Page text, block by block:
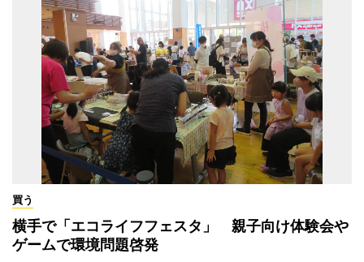
買う
横手で「エコライフフェスタ」 親子向け体験会や
ゲームで環境問題啓発